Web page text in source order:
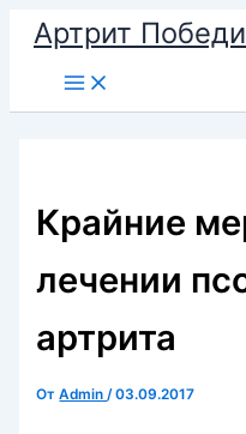
Перейти
содержимому
Артрит
Main
Menu
Крайние
лечении
артрита
ОтAdmin/03.09.2017